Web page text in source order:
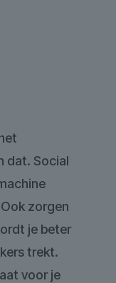
dat. Social
zorgen
je beter
trekt.
voor je